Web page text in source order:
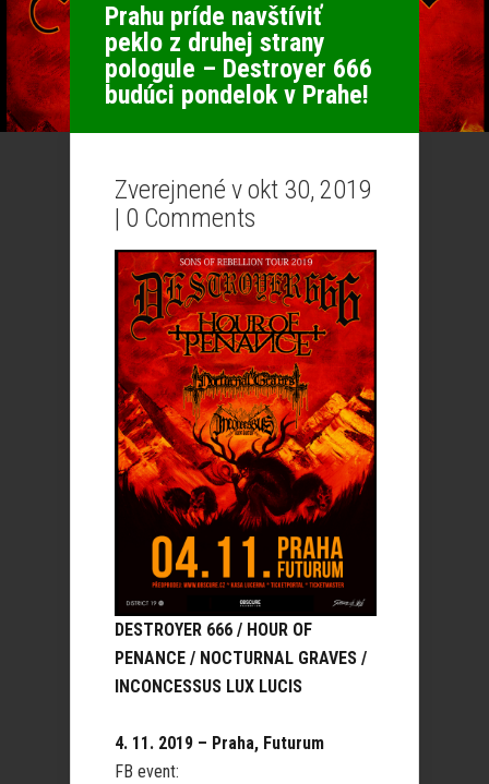
Prahu príde navštíviť
peklo z druhej strany
pologule – Destroyer 666
budúci pondelok v Prahe!
Zverejnené v okt 30, 2019
| 0 Comments
DESTROYER 666 / HOUR OF
PENANCE / NOCTURNAL GRAVES /
INCONCESSUS LUX LUCIS
4. 11. 2019 – Praha, Futurum
FB event: